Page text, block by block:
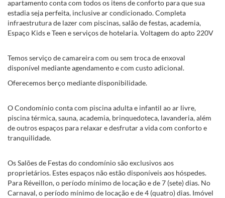
apartamento conta com todos os itens de conforto para que sua
estadia seja perfeita, inclusive ar condicionado. Completa
infraestrutura de lazer com piscinas, salão de festas, academia,
Espaço Kids e Teen e serviços de hotelaria. Voltagem do apto 220V
Temos serviço de camareira com ou sem troca de enxoval
disponível mediante agendamento e com custo adicional.
Oferecemos berço mediante disponibilidade.
O Condomínio conta com piscina adulta e infantil ao ar livre,
piscina térmica, sauna, academia, brinquedoteca, lavanderia, além
de outros espaços para relaxar e desfrutar a vida com conforto e
tranquilidade.
Os Salões de Festas do condomínio são exclusivos aos
proprietários. Estes espaços não estão disponíveis aos hóspedes.
Para Réveillon, o período mínimo de locação e de 7 (sete) dias. No
Carnaval, o período mínimo de locação e de 4 (quatro) dias. Imóvel